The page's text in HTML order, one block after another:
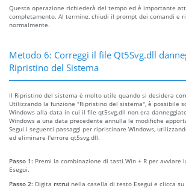
Questa operazione richiederà del tempo ed è importante
completamento. Al termine, chiudi il prompt dei comandi e
normalmente.
Metodo 6: Correggi il file Qt5Svg.dll
Ripristino del Sistema
Il Ripristino del sistema è molto utile quando si desidera
Utilizzando la funzione "Ripristino del sistema", è possibile
Windows alla data in cui il file qt5svg.dll non era
Windows a una data precedente annulla le modifiche
Segui i seguenti passaggi per ripristinare Windows,
ed eliminare l'errore qt5svg.dll.
Passo 1: Premi la combinazione di tasti Win + R per avviare
Esegui.
Passo 2: Digita rstrui nella casella di testo Esegui e clicca su